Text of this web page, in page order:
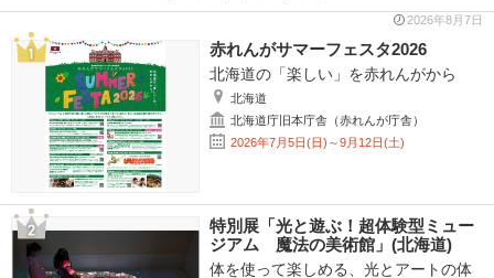
2026年8月7日
赤れんがサマーフェスタ2026
北海道の「楽しい」を赤れんがから
北海道
北海道庁旧本庁舎（赤れんが庁舎）
2026年7月5日(日)～9月12日(土)
特別展「光と遊ぶ！超体験型ミュー
ジアム 魔法の美術館」(北海道)
体を使って楽しめる、光とアートの体